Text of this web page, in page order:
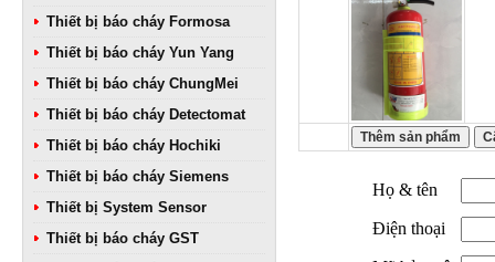
Thiết bị báo cháy Formosa
Thiết bị báo cháy Yun Yang
Thiết bị báo cháy ChungMei
Thiết bị báo cháy Detectomat
Thiết bị báo cháy Hochiki
Thiết bị báo cháy Siemens
Thiết bị System Sensor
Thiết bị báo cháy GST
Họ & tên
Điện thoại